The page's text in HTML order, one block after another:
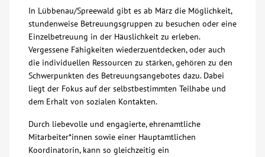
Bildung
Über uns
Veranstaltungen
Mitmachen
In Lübbenau/Spreewald gibt es ab März die Möglichkeit,
stundenweise Betreuungsgruppen zu besuchen oder eine
Einzelbetreuung in der Häuslichkeit zu erleben.
Vergessene Fähigkeiten wiederzuentdecken, oder auch
die individuellen Ressourcen zu stärken, gehören zu den
Schwerpunkten des Betreuungsangebotes dazu. Dabei
liegt der Fokus auf der selbstbestimmten Teilhabe und
dem Erhalt von sozialen Kontakten.
Durch liebevolle und engagierte, ehrenamtliche
Mitarbeiter*innen sowie einer Hauptamtlichen
Koordinatorin, kann so gleichzeitig ein